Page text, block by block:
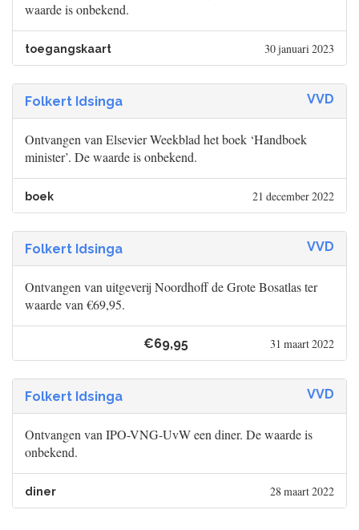
waarde is onbekend.
toegangskaart 30 januari 2023
Folkert Idsinga VVD
Ontvangen van Elsevier Weekblad het boek ‘Handboek
minister’. De waarde is onbekend.
boek 21 december 2022
Folkert Idsinga VVD
Ontvangen van uitgeverij Noordhoff de Grote Bosatlas ter
waarde van €69,95.
€69,95 31 maart 2022
Folkert Idsinga VVD
Ontvangen van IPO-VNG-UvW een diner. De waarde is
onbekend.
diner 28 maart 2022